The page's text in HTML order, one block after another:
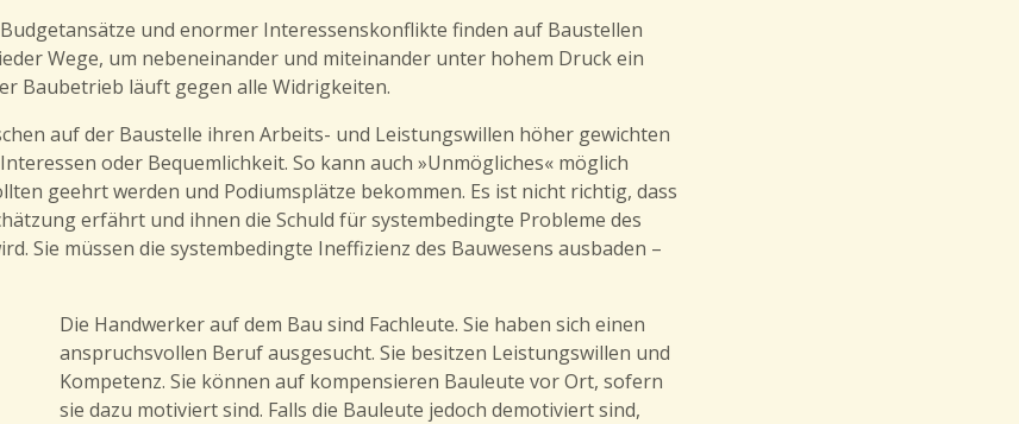
und enormer Interessenskonflikte finden auf Baustellen
Wege, um nebeneinander und miteinander unter hohem Druck ein
Baubetrieb läuft gegen alle Widrigkeiten.
auf der Baustelle ihren Arbeits- und Leistungswillen höher gewichten
oder Bequemlichkeit. So kann auch »Unmögliches« möglich
geehrt werden und Podiumsplätze bekommen. Es ist nicht richtig, dass
erfährt und ihnen die Schuld für systembedingte Probleme des
Sie müssen die systembedingte Ineffizienz des Bauwesens ausbaden –
Die Handwerker auf dem Bau sind Fachleute. Sie haben sich einen
anspruchsvollen Beruf ausgesucht. Sie besitzen Leistungswillen und
Kompetenz. Sie können auf kompensieren Bauleute vor Ort, sofern
sie dazu motiviert sind. Falls die Bauleute jedoch demotiviert sind,